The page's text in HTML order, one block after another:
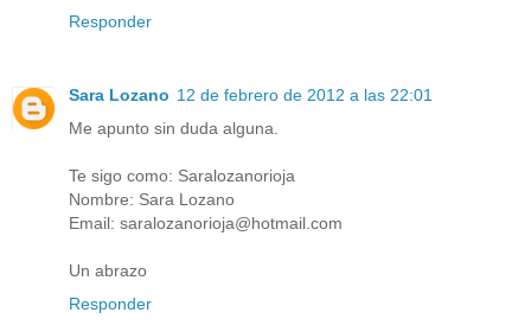
Responder
Sara Lozano 12 de febrero de 2012 a las 22:01
Me apunto sin duda alguna.
Te sigo como: Saralozanorioja
Nombre: Sara Lozano
Email: saralozanorioja@hotmail.com
Un abrazo
Responder